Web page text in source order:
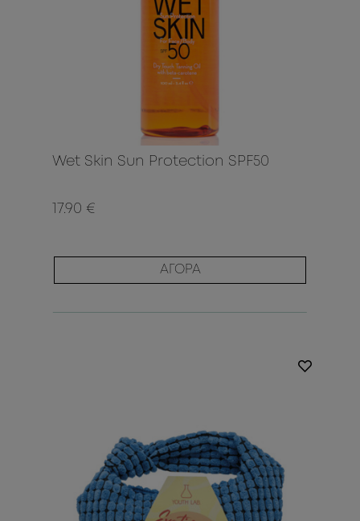
Wet Skin Sun Protection SPF50
17.90 €
ΑΓΟΡΑ